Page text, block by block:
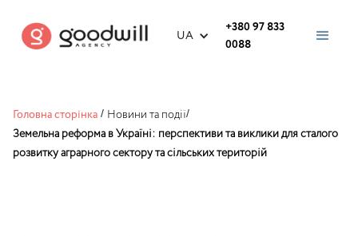
UA
+380 97 833
0088
Головна сторінка / Новини та події/
Земельна реформа в Україні: перспективи та виклики для сталого
розвитку аграрного сектору та сільських територій